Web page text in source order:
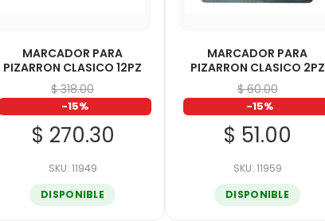
MARCADOR PARA
PIZARRON CLASICO 12PZ
$ 318.00
-15%
$ 270.30
SKU: 11949
DISPONIBLE
MARCADOR PARA
PIZARRON CLASICO 2PZ
$ 60.00
-15%
$ 51.00
SKU: 11959
DISPONIBLE